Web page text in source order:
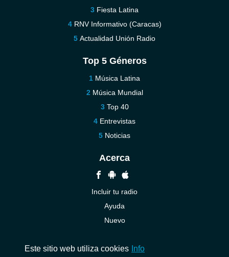
Fiesta Latina
RNV Informativo (Caracas)
Actualidad Unión Radio
Top 5 Géneros
Música Latina
Música Mundial
Top 40
Entrevistas
Noticias
Acerca
Incluir tu radio
Ayuda
Nuevo
Este sitio web utiliza cookies Info